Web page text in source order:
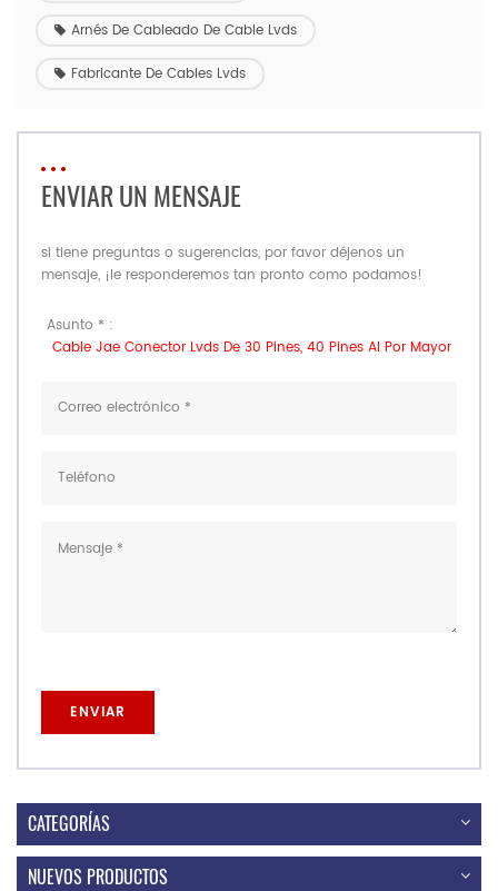
Arnés De Cableado De Cable Lvds
Fabricante De Cables Lvds
ENVIAR UN MENSAJE
si tiene preguntas o sugerencias, por favor déjenos un
mensaje, ¡le responderemos tan pronto como podamos!
Asunto * :
Cable Jae Conector Lvds De 30 Pines, 40 Pines Al Por Mayor
CATEGORÍAS
NUEVOS PRODUCTOS